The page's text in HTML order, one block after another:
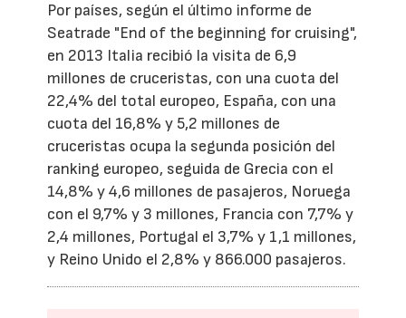
Por países, según el último informe de
Seatrade "End of the beginning for cruising",
en 2013 Italia recibió la visita de 6,9
millones de cruceristas, con una cuota del
22,4% del total europeo, España, con una
cuota del 16,8% y 5,2 millones de
cruceristas ocupa la segunda posición del
ranking europeo, seguida de Grecia con el
14,8% y 4,6 millones de pasajeros, Noruega
con el 9,7% y 3 millones, Francia con 7,7% y
2,4 millones, Portugal el 3,7% y 1,1 millones,
y Reino Unido el 2,8% y 866.000 pasajeros.